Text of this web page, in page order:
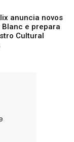
anuncia novos
e prepara
Cultural